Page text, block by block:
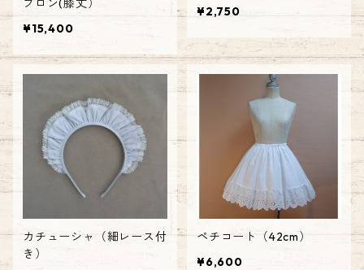
プロン(膝丈）
¥15,400
¥2,750
カチューシャ（細レース付
き）
ペチコート（42cm）
¥6,600